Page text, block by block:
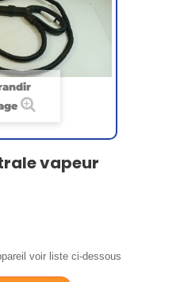
vapeur
voir liste ci-dessous